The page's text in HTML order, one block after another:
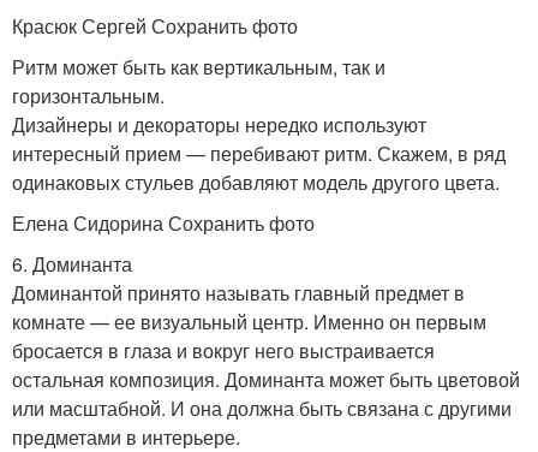
Красюк Сергей Сохранить фото
Ритм может быть как вертикальным, так и
горизонтальным.
Дизайнеры и декораторы нередко используют
интересный прием — перебивают ритм. Скажем, в ряд
одинаковых стульев добавляют модель другого цвета.
Елена Сидорина Сохранить фото
6. Доминанта
Доминантой принято называть главный предмет в
комнате — ее визуальный центр. Именно он первым
бросается в глаза и вокруг него выстраивается
остальная композиция. Доминанта может быть цветовой
или масштабной. И она должна быть связана с другими
предметами в интерьере.